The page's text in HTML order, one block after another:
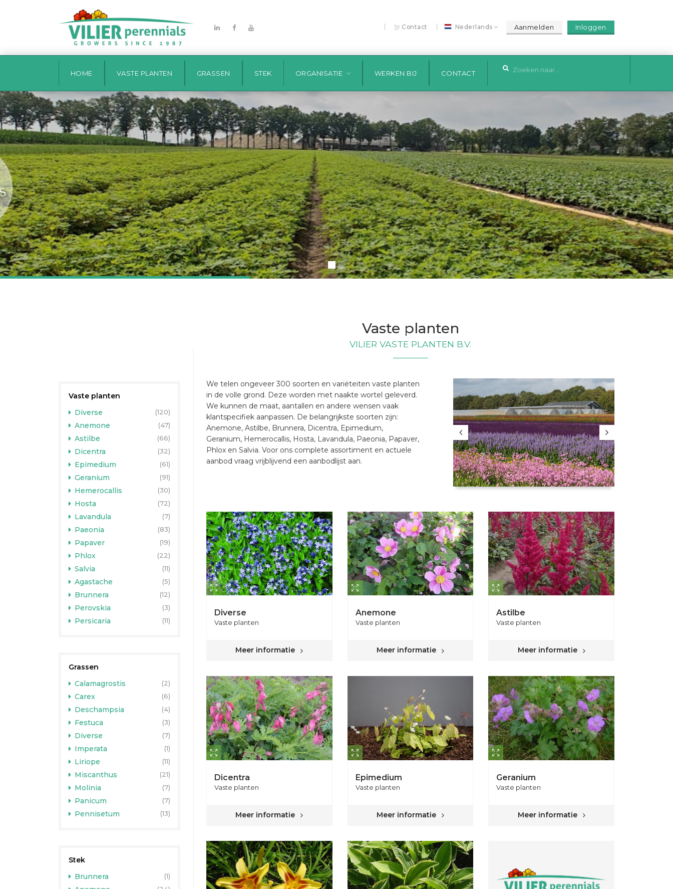
| Contact | Nederlands Aanmelden Inloggen
HOME VASTE PLANTEN GRASSEN STEK ORGANISATIE WERKEN BIJ CONTACT
Vaste planten
VILIER VASTE PLANTEN B.V.
We telen ongeveer 300 soorten en variëteiten vaste planten
in de volle grond. Deze worden met naakte wortel geleverd.
We kunnen de maat, aantallen en andere wensen vaak
klantspecifiek aanpassen. De belangrijkste soorten zijn:
Anemone, Astilbe, Brunnera, Dicentra, Epimedium,
Geranium, Hemerocallis, Hosta, Lavandula, Paeonia, Papaver,
Phlox en Salvia. Voor ons complete assortiment en actuele
aanbod vraag vrijblijvend een aanbodlijst aan.
Diverse
Vaste planten
Meer informatie
Anemone
Vaste planten
Meer informatie
Astilbe
Vaste planten
Meer informatie
Dicentra
Vaste planten
Meer informatie
Epimedium
Vaste planten
Meer informatie
Geranium
Vaste planten
Meer informatie
Vaste planten
Diverse
(120)
Anemone (47)
Astilbe (66)
Dicentra (32)
Epimedium (61)
Geranium (91)
Hemerocallis (30)
Hosta (72)
Lavandula (7)
Paeonia (83)
Papaver (19)
Phlox (22)
Salvia (11)
Agastache (5)
Brunnera (12)
Perovskia (3)
Persicaria (11)
Grassen
Calamagrostis
(2)
Carex (6)
Deschampsia (4)
Festuca (3)
Diverse (7)
Imperata (1)
Liriope (11)
Miscanthus (21)
Molinia (7)
Panicum (7)
Pennisetum (13)
Stek
Brunnera
(1)